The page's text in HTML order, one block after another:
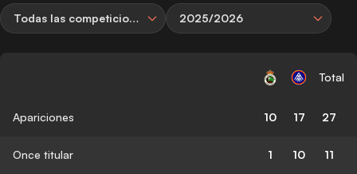
Todas las competiciones 2025/2026
Total
Apariciones 10 17 27
Once titular 1 10 11